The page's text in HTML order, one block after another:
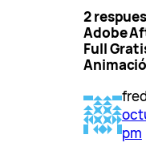
2
Adobe
Full
fred
pm